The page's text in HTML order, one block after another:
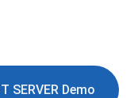
SERVER Demo